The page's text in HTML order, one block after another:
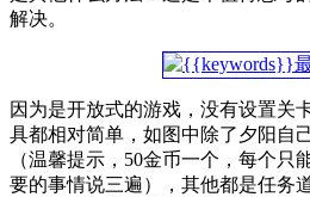
解决。
因为是开放式的游戏，没有设置关
具都相对简单，如图中除了夕阳自
（温馨提示，50金币一个，每个只
要的事情说三遍），其他都是任务